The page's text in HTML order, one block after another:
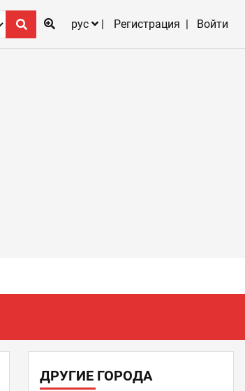
рус
Регистрация Войти
ДРУГИЕ ГОРОДА